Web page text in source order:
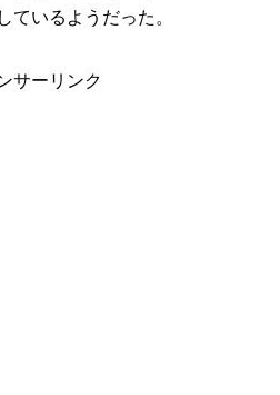
ているようだった。
サーリンク